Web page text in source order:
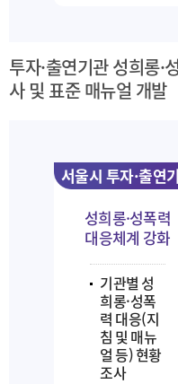
투자·출연기관 성희롱·
사 및 표준 매뉴얼 개발
서울시 투자·출연
성희롱·성폭력
대응체계 강화
기관별 성
희롱·성폭
력 대응(지
침 및 매뉴
얼 등) 현황
조사